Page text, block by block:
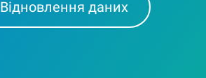
Відновлення даних